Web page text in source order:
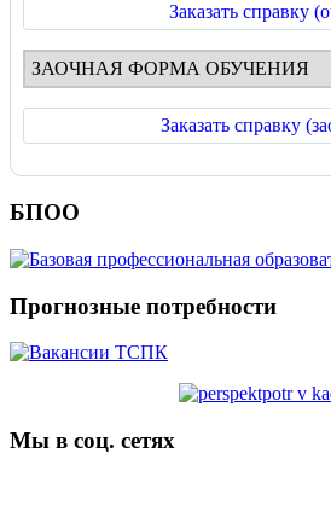
Заказать справку
ЗАОЧНАЯ ФОРМА ОБУЧЕНИЯ
Заказать справку
БПОО
Прогнозные потребности
Мы в соц. сетях